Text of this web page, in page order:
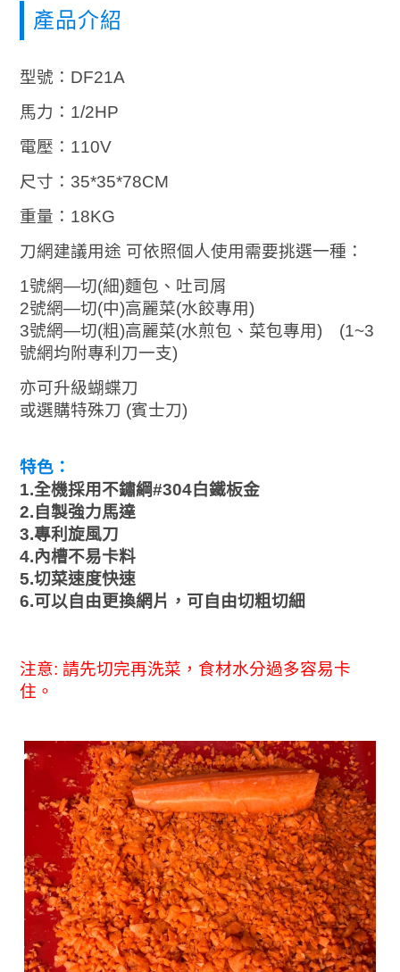
產品介紹
型號：DF21A
馬力：1/2HP
電壓：110V
尺寸：35*35*78CM
重量：18KG
刀網建議用途 可依照個人使用需要挑選一種：
1號網—切(細)麵包、吐司屑
2號網—切(中)高麗菜(水餃專用)
3號網—切(粗)高麗菜(水煎包、菜包專用) (1~3
號網均附專利刀一支)
亦可升級蝴蝶刀
或選購特殊刀 (賓士刀)
特色：
1.全機採用不鏽綱#304白鐵板金
2.自製強力馬達
3.專利旋風刀
4.內槽不易卡料
5.切菜速度快速
6.可以自由更換網片，可自由切粗切細
注意: 請先切完再洗菜，食材水分過多容易卡
住。